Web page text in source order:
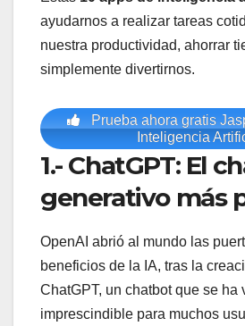
ayudarnos a realizar tareas
nuestra productividad, ahorrar
simplemente divertirnos.
Prueba ahora gratis
Inteligencia
1.- ChatGPT: El
generativo más
OpenAI abrió al mundo las
beneficios de la IA, tras la
ChatGPT, un chatbot que se ha
imprescindible para muchos